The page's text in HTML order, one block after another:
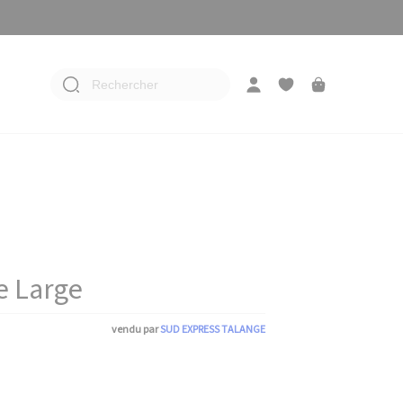
Rechercher
Large
vendu parSUD EXPRESS TALANGE